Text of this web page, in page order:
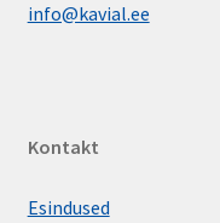
info@kavial.ee
Kontakt
Esindused